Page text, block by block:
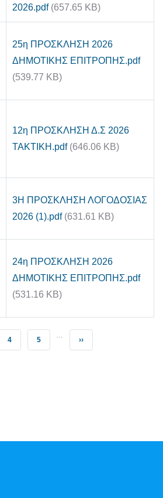
2026.pdf (657.65 KB)
25η ΠΡΟΣΚΛΗΣΗ 2026
ΔΗΜΟΤΙΚΗΣ ΕΠΙΤΡΟΠΗΣ.pdf
(539.77 KB)
12η ΠΡΟΣΚΛΗΣΗ Δ.Σ 2026
ΤΑΚΤΙΚΗ.pdf (646.06 KB)
3Η ΠΡΟΣΚΛΗΣΗ ΛΟΓΟΔΟΣΙΑΣ
2026 (1).pdf (631.61 KB)
24η ΠΡΟΣΚΛΗΣΗ 2026
ΔΗΜΟΤΙΚΗΣ ΕΠΙΤΡΟΠΗΣ.pdf
(531.16 KB)
ΣΕΛΊΔΑ
4 ΣΕΛΊΔΑ
5
… NEXT PAGE
››